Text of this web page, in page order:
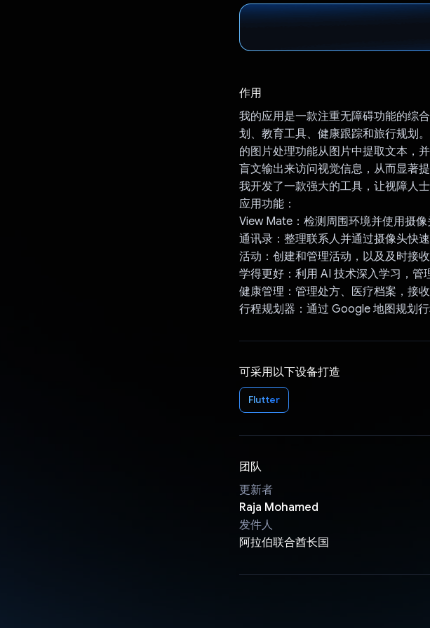
作用
我的应用是一款注重无障碍功能的综
划、教育工具、健康跟踪和旅行规划
的图片处理功能从图片中提取文本，
盲文输出来访问视觉信息，从而显著
我开发了一款强大的工具，让视障人
应用功能：
View Mate：检测周围环境并使用摄像
通讯录：整理联系人并通过摄像头快速
活动：创建和管理活动，以及及时接收
学得更好：利用 AI 技术深入学习，管
健康管理：管理处方、医疗档案，接
行程规划器：通过 Google 地图规划行
可采用以下设备打造
Flutter
团队
更新者
Raja Mohamed
发件人
阿拉伯联合酋长国